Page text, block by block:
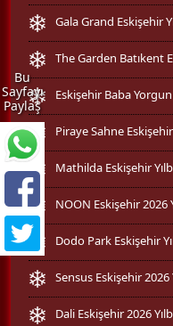
Bu
Sayfayı
Paylaş
Gala Grand Eskişehir
The Garden Batıkent
Eskişehir Baba
Piraye Sahne Eskişehir
Mathilda Eskişehir
NOON Eskişehir 2026
Dodo Park Eskişehir
Sensus Eskişehir 2026
Dali Eskişehir 2026